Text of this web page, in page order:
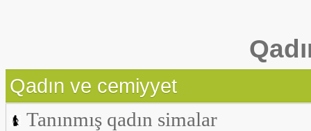
Qadın ve cemiyyet
Tanınmış qadın simalar